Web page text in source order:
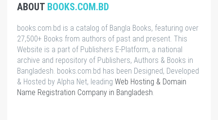
ABOUT BOOKS.COM.BD
books.com.bd is a catalog of Bangla Books, featuring over
27,500+ Books from authors of past and present. This
Website is a part of Publishers E-Platform, a national
archive and repository of Publishers, Authors & Books in
Bangladesh. books.com.bd has been Designed, Developed
& Hosted by Alpha Net, leading Web Hosting & Domain
Name Registration Company in Bangladesh